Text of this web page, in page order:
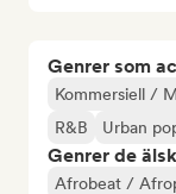
Genrer som
Kommersiell /
R&B
Urban
Genrer de
Afrobeat /